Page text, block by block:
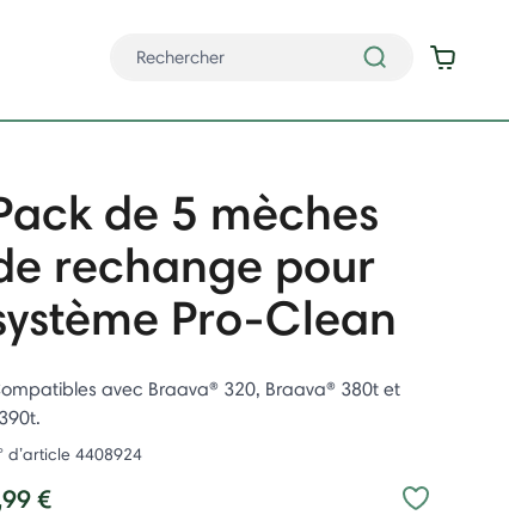
de 5 mèches
rechange pour
Pro-Clean
avec Braava® 320, Braava® 380t et
d’article 4408924
€